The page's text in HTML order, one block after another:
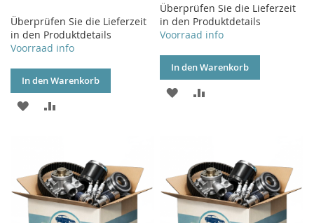
Überprüfen Sie die Lieferzeit
in den Produktdetails
Voorraad info
In den Warenkorb
ZUR
Überprüfen Sie die Lieferzeit
in den Produktdetails
Voorraad info
In den Warenkorb
ZUR